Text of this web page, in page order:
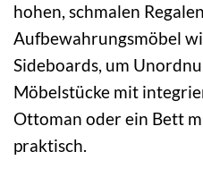
hohen, schmalen
Aufbewahrungsmöbel
Sideboards, um
Möbelstücke mit
Ottoman oder ein Bett
praktisch.